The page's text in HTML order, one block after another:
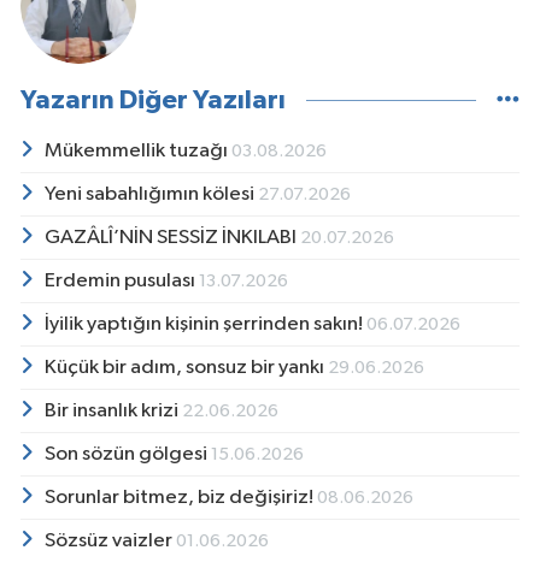
Yazarın Diğer Yazıları
Mükemmellik tuzağı 03.08.2026
Yeni sabahlığımın kölesi 27.07.2026
GAZÂLÎ’NİN SESSİZ İNKILABI 20.07.2026
Erdemin pusulası 13.07.2026
İyilik yaptığın kişinin şerrinden sakın! 06.07.2026
Küçük bir adım, sonsuz bir yankı 29.06.2026
Bir insanlık krizi 22.06.2026
Son sözün gölgesi 15.06.2026
Sorunlar bitmez, biz değişiriz! 08.06.2026
Sözsüz vaizler 01.06.2026